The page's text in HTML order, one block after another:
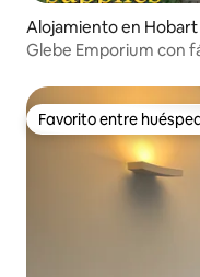
Alojamiento en Hobart
Glebe Emporium con
Favorito entre
Favorito entre